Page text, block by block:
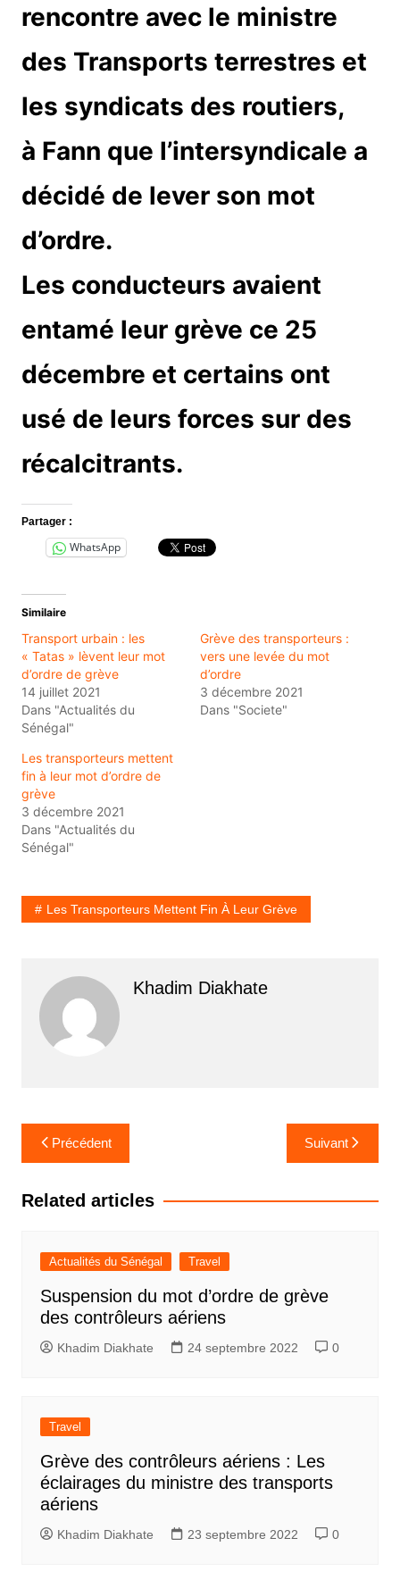
rencontre avec le ministre
des Transports terrestres et
les syndicats des routiers,
à Fann que l’intersyndicale a
décidé de lever son mot
d’ordre.
Les conducteurs avaient
entamé leur grève ce 25
décembre et certains ont
usé de leurs forces sur des
récalcitrants.
Partager :
WhatsApp
Similaire
Transport urbain : les
« Tatas » lèvent leur mot
d’ordre de grève
14 juillet 2021
Dans "Actualités du
Sénégal"
Grève des transporteurs :
vers une levée du mot
d’ordre
3 décembre 2021
Dans "Societe"
Les transporteurs mettent
fin à leur mot d’ordre de
grève
3 décembre 2021
Dans "Actualités du
Sénégal"
Les Transporteurs Mettent Fin À Leur Grève
Khadim Diakhate
Navigation
de
l’article
Précédent Suivant
Related articles
Actualités du Sénégal Travel
Suspension du mot d’ordre de grève
des contrôleurs aériens
Khadim Diakhate 24 septembre 2022 0
Travel
Grève des contrôleurs aériens : Les
éclairages du ministre des transports
aériens
Khadim Diakhate 23 septembre 2022 0